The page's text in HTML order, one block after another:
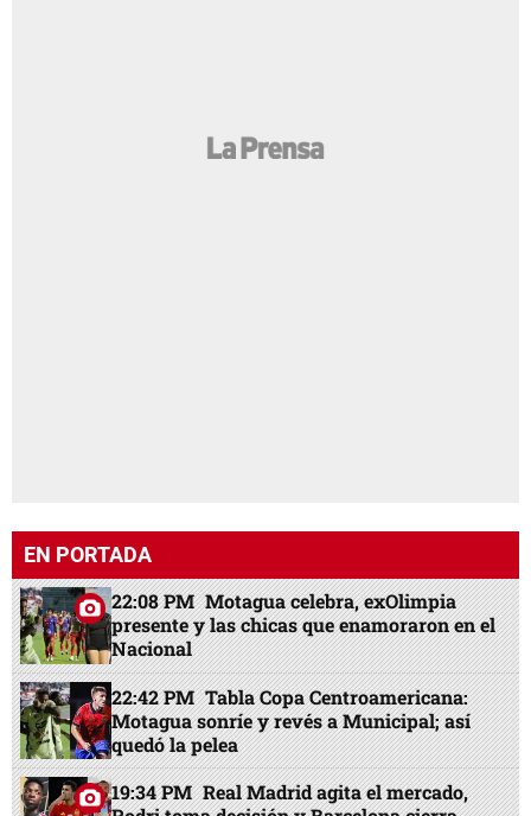
EN PORTADA
22:08 PM Motagua celebra, exOlimpia
presente y las chicas que enamoraron en el
Nacional
22:42 PM Tabla Copa Centroamericana:
Motagua sonríe y revés a Municipal; así
quedó la pelea
19:34 PM Real Madrid agita el mercado,